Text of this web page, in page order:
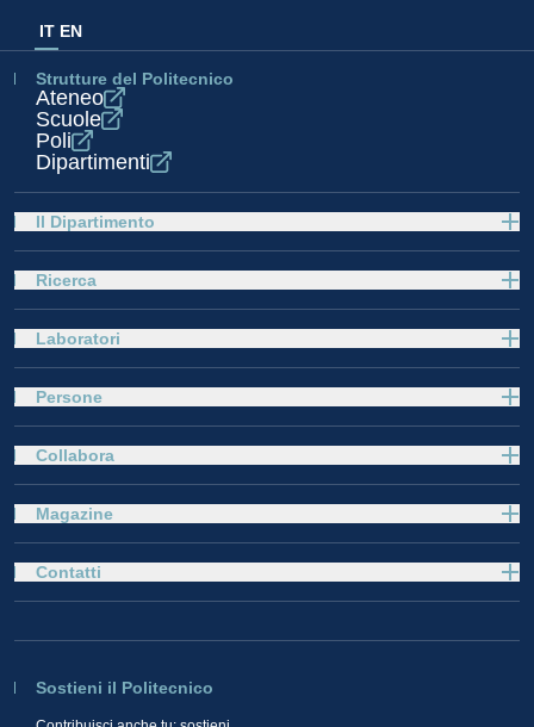
IT EN
Strutture del Politecnico
Ateneo
Scuole
Poli
Dipartimenti
Il Dipartimento
Ricerca
Laboratori
Persone
Collabora
Magazine
Sostieni il Politecnico
Contatti